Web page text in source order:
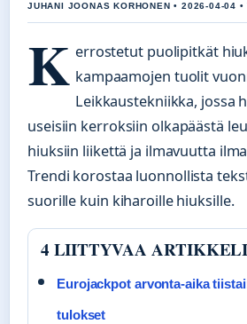
JUHANI JOONAS KORHONEN • 2026-04-04
K errostetut puolipitkät
kampaamojen tuolit
Leikkaustekniikka, jossa
useisiin kerroksiin olkapäästä
hiuksiin liikettä ja ilmavuutta
Trendi korostaa luonnollista
suorille kuin kiharoille hiuksille.
4 LIITTYVAA
Eurojackpot arvonta-aika
tulokset